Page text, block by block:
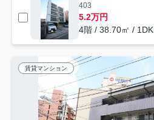
403
5.2万円
4階 / 38.70㎡ / 1DK
賃貸マンション